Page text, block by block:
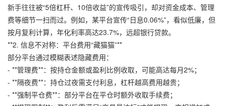
新手往往被“5倍杠杆、10倍收益”的宣传吸引，却对资金成本、管理
费等细节一扫而过。例如，某平台宣传“日息0.06%”，看似低廉，但
按月复利计算，年化利率高达23.7%，远超银行贷款。
**2. 信息不对称：平台费用“藏猫猫”**
部分平台通过模糊表述隐藏费用：
- **管理费**：按持仓金额或盈利比例收取，可能高达每月2%；
- **隔夜费**：持仓过夜需支付利息，杠杆越高费用越贵；
- **强制平仓费**：部分平台在平仓时额外收取手续费；